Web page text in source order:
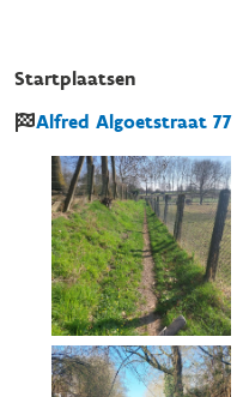
Startplaatsen
Alfred Algoetstraat 77